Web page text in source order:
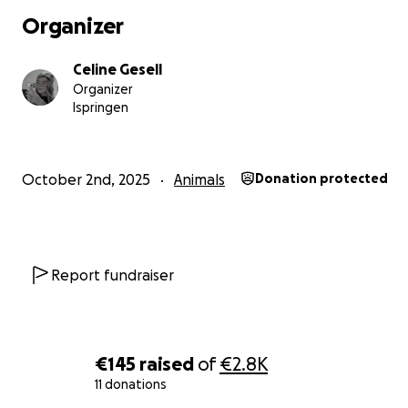
€145 raised of€2.8K
11 donations
helfen z. B. Futter Spielzeug oder dringend benötigte
die Versorgung von Tieren kaufen
Organizer
Celine Gesell
Organizer
Ispringen
October 2nd, 2025 Animals Donation protected
Report fundraiser